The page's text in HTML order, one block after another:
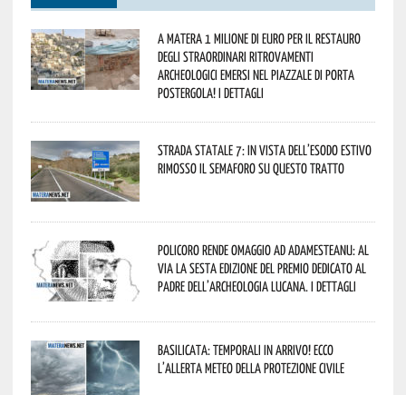
A Matera 1 milione di euro per il restauro
degli straordinari ritrovamenti
archeologici emersi nel piazzale di Porta
Postergola! I dettagli
Strada statale 7: in vista dell’esodo estivo
rimosso il semaforo su questo tratto
Policoro rende omaggio ad Adamesteanu: al
via la sesta edizione del Premio dedicato al
padre dell’archeologia lucana. I dettagli
Basilicata: temporali in arrivo! Ecco
l’allerta meteo della Protezione civile